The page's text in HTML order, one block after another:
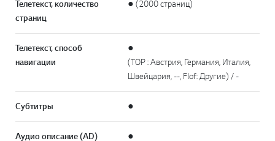
Телетекст, количество
страниц
● (2000 страниц)
Телетекст, способ
навигации
●
(TOP : Австрия, Германия, Италия,
Швейцария, --, Flof: Другие) / -
Субтитры ●
Аудио описание (AD) ●